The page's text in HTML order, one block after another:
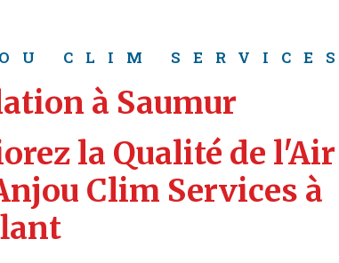
CLIM SERVICES
à Saumur
la Qualité de l'Air
Clim Services à